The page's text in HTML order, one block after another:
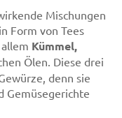
Mischungen
Form von Tees
Kümmel,
Ölen. Diese drei
denn sie
Gemüsegerichte